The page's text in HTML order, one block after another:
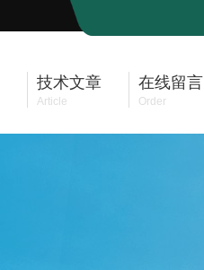
技术文章
Article
在线留言
Order